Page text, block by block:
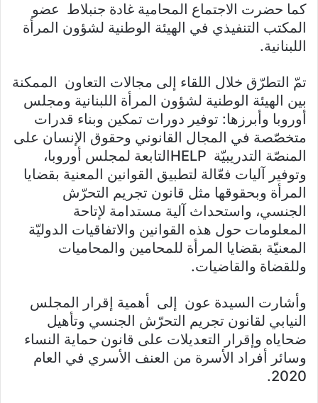
كما حضرت الاجتماع المحامية غادة جنبلاط عضو
المكتب التنفيذي في الهيئة الوطنية لشؤون المرأة
اللبنانية.
تمّ التطرّق خلال اللقاء إلى مجالات التعاون الممكنة
بين الهيئة الوطنية لشؤون المرأة اللبنانية ومجلس
أوروبا وأبرزها: توفير دورات تمكين وبناء قدرات
متخصّصة في المجال القانوني وحقوق الإنسان على
المنصّة التدريبيّة HELPالتابعة لمجلس أوروبا،
وتوفير آليات فعّالة لتطبيق القوانين المعنية بقضايا
المرأة وبحقوقها مثل قانون تجريم التحرّش
الجنسي، واستحداث آلية مستدامة لإتاحة
المعلومات حول هذه القوانين والاتفاقيات الدوليّة
المعنيّة بقضايا المرأة للمحامين والمحاميات
وللقضاة والقاضيات.
وأشارت السيدة عون إلى أهمية إقرار المجلس
النيابي لقانون تجريم التحرّش الجنسي وتأهيل
ضحاياه وإقرار التعديلات على قانون حماية النساء
وسائر أفراد الأسرة من العنف الأسري في العام
2020.